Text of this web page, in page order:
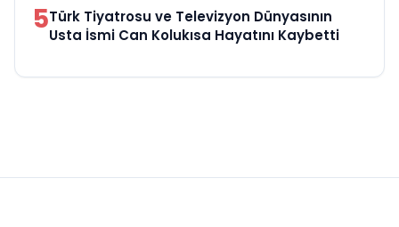
5Türk Tiyatrosu ve Televizyon Dünyasının
Usta İsmi Can Kolukısa Hayatını Kaybetti